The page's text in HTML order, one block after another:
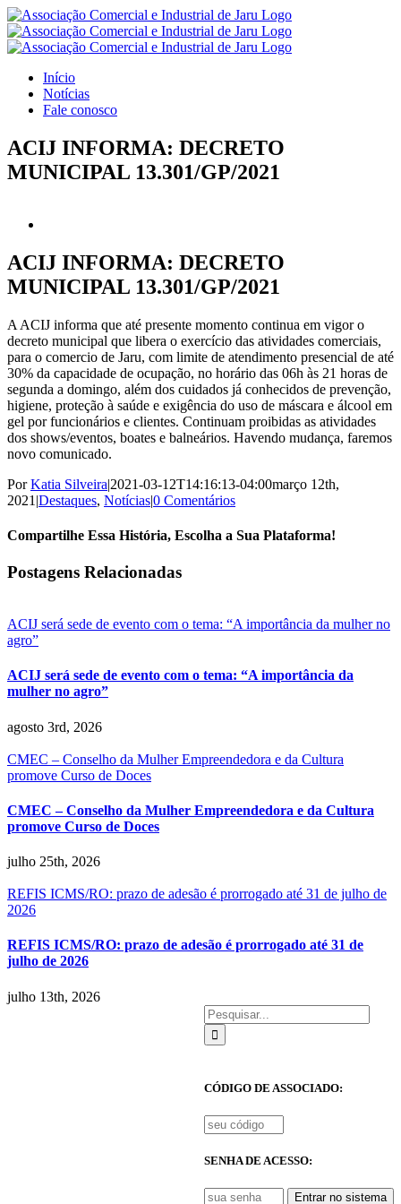
Ir
para
o
Início
Notícias
Fale conosco
ACIJ INFORMA: DECRETO
MUNICIPAL 13.301/GP/2021
Image
ACIJ INFORMA: DECRETO
MUNICIPAL 13.301/GP/2021
A ACIJ informa que até presente momento continua em vigor o
decreto municipal que libera o exercício das atividades comerciais,
para o comercio de Jaru, com limite de atendimento presencial de até
30% da capacidade de ocupação, no horário das 06h às 21 horas de
segunda a domingo, além dos cuidados já conhecidos de prevenção,
higiene, proteção à saúde e exigência do uso de máscara e álcool em
gel por funcionários e clientes. Continuam proibidas as atividades
dos shows/eventos, boates e balneários. Havendo mudança, faremos
novo comunicado.
PorKatia Silveira|2021-03-12T14:16:13-04:00março 12th,
2021 |Destaques, Notícias|0 Comentários
Compartilhe Essa História, Escolha a Sua Plataforma!
Facebook
X
Reddit
LinkedIn
WhatsApp
Tumblr
Pinterest
Vk
E-
Postagens Relacionadas
ACIJ será sede de evento com o tema: “A importância da mulher no
agro”
ACIJ será sede de evento com o tema: “A importância da
mulher no agro”
agosto 3rd, 2026
CMEC – Conselho da Mulher Empreendedora e da Cultura
promove Curso de Doces
CMEC – Conselho da Mulher Empreendedora e da Cultura
promove Curso de Doces
julho 25th, 2026
REFIS ICMS/RO: prazo de adesão é prorrogado até 31 de julho de
2026
REFIS ICMS/RO: prazo de adesão é prorrogado até 31 de
julho de 2026
julho 13th, 2026
Buscar
resultados
para:
CÓDIGO DE ASSOCIADO:
SENHA DE ACESSO:
Entrar no sistema